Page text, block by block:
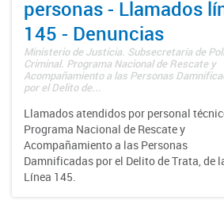
personas - Llamados
145 - Denuncias
Ministerio de Justicia. Subsecretaría de
Criminal. Programa Nacional de Rescate y
Acompañamiento a las Personas
por el Delito de...
Llamados atendidos por personal
Programa Nacional de Rescate y
Acompañamiento a las Personas
Damnificadas por el Delito de Trata, de
Línea 145.